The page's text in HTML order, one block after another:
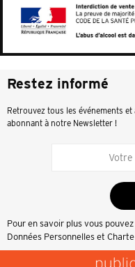
Restez informé
Retrouvez tous les événements
abonnant à notre Newsletter !
Pour en savoir plus vous
Données Personnelles et